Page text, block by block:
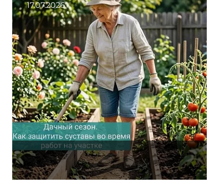
17.07.2026